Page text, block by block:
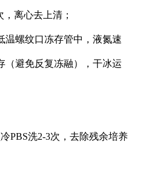
离心去上清；
螺纹口冻存管中，液氮速
（避免反复冻融），干冰运
PBS洗2-3次，去除残余培养